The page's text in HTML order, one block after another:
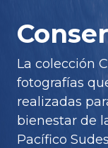
La colección
fotografías
realizadas
bienestar de
Pacífico